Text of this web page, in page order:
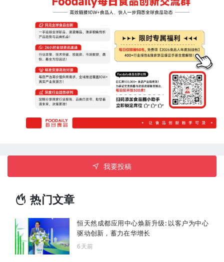
我要投稿
热门文章
恒天然成都应用中心焕新升级: 以客户为中心
驱动创新，蓄力在华增长
6天前